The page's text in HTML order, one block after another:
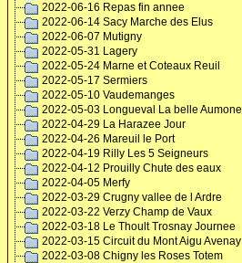
2022-06-16 Repas fin annee
2022-06-14 Sacy Marche des Elus
2022-06-07 Mutigny
2022-05-31 Lagery
2022-05-24 Marne et Coteaux Reuil
2022-05-17 Sermiers
2022-05-10 Vaudemanges
2022-05-03 Longueval La belle Aumone
2022-04-29 La Harazee Jour
2022-04-26 Mareuil le Port
2022-04-19 Rilly Les 5 Seigneurs
2022-04-12 Prouilly Chute des eaux
2022-04-05 Merfy
2022-03-29 Crugny vallee de l Ardre
2022-03-22 Verzy Champ de Vaux
2022-03-18 Le Thoult Trosnay Journee
2022-03-15 Circuit du Mont Aigu Avenay
2022-03-08 Chigny les Roses Totem